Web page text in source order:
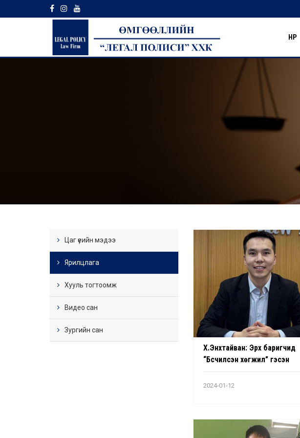
НҮҮР
Цаг үеийн мэдээ
Ярилцлага
Хууль тогтоомж
Видео сан
Зургийн сан
Х.Энхтайван: Эрх баригчид
“Бүсчилсэн хөгжил” гэсэн
сайхан нэрээр халхавчилж
дахин сонгогдох боломжоо
2024-01-12